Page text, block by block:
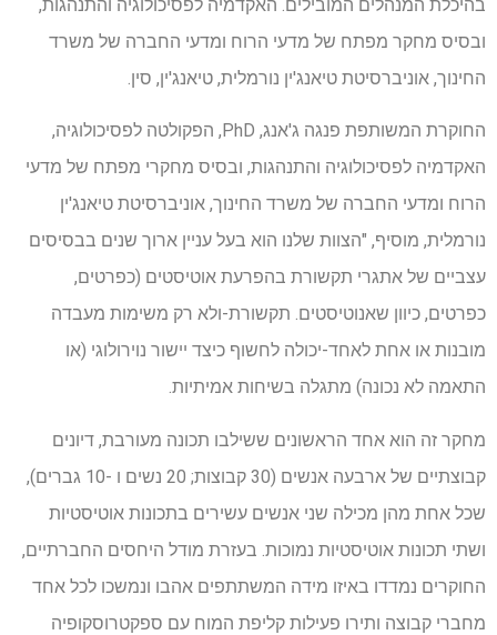
בהיכלת המנהלים המובילים. האקדמיה לפסיכולוגיה והתנהגות,
ובסיס מחקר מפתח של מדעי הרוח ומדעי החברה של משרד
החינוך, אוניברסיטת טיאנג'ין נורמלית, טיאנג'ין, סין.
החוקרת המשותפת פנגה ג'אנג, PhD, הפקולטה לפסיכולוגיה,
האקדמיה לפסיכולוגיה והתנהגות, ובסיס מחקרי מפתח של מדעי
הרוח ומדעי החברה של משרד החינוך, אוניברסיטת טיאנג'ין
נורמלית, מוסיף, "הצוות שלנו הוא בעל עניין ארוך שנים בבסיסים
עצביים של אתגרי תקשורת בהפרעת אוטיסטים (כפרטים,
כפרטים, כיוון שאנוטיסטים. תקשורת-ולא רק משימות מעבדה
מובנות או אחת לאחד-יכולה לחשוף כיצד יישור נוירולוגי (או
התאמה לא נכונה) מתגלה בשיחות אמיתיות.
מחקר זה הוא אחד הראשונים ששילבו תכונה מעורבת, דיונים
קבוצתיים של ארבעה אנשים (30 קבוצות; 20 נשים ו -10 גברים),
שכל אחת מהן מכילה שני אנשים עשירים בתכונות אוטיסטיות
ושתי תכונות אוטיסטיות נמוכות. בעזרת מודל היחסים החברתיים,
החוקרים נמדדו באיזו מידה המשתתפים אהבו ונמשכו לכל אחד
מחברי קבוצה ותירו פעילות קליפת המוח עם ספקטרוסקופיה